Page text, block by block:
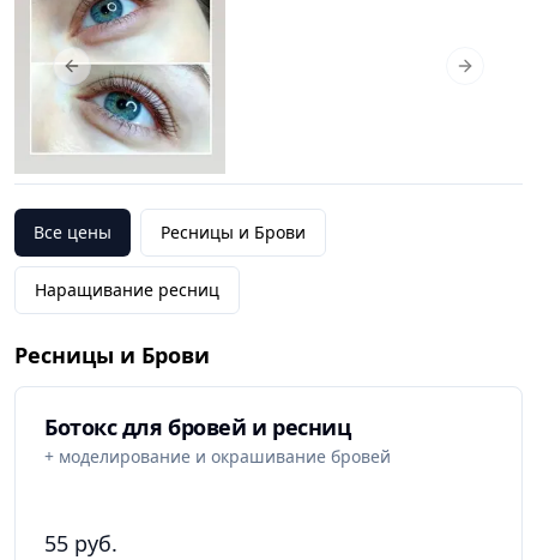
Previous slide Next
Все цены Ресницы и Брови
Наращивание ресниц
Ресницы и Брови
Ботокс для бровей и ресниц
+ моделирование и окрашивание бровей
55 руб.